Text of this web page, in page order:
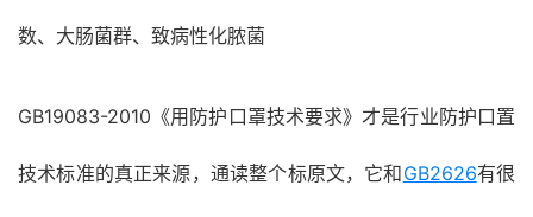
数、大肠菌群、致病性化脓菌
GB19083-2010《用防护口罩技术要求》才是行业防护口置
技术标准的真正来源，通读整个标原文，它和GB2626有很